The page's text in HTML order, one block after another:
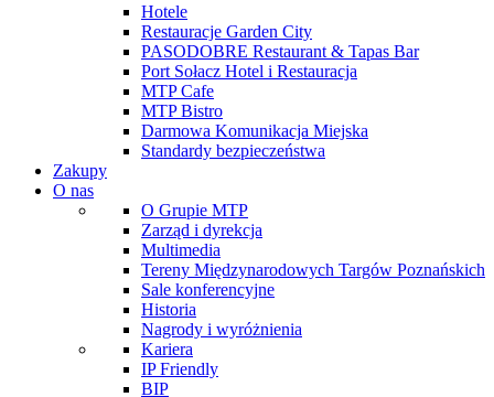
Hotele
Restauracje Garden City
PASODOBRE Restaurant & Tapas Bar
Port Sołacz Hotel i Restauracja
MTP Cafe
MTP Bistro
Darmowa Komunikacja Miejska
Standardy bezpieczeństwa
Zakupy
O nas
O Grupie MTP
Zarząd i dyrekcja
Multimedia
Tereny Międzynarodowych Targów Poznańskich
Sale konferencyjne
Historia
Nagrody i wyróżnienia
Kariera
IP Friendly
BIP